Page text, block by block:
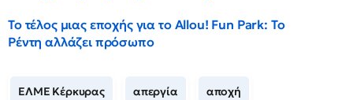
Το τέλος μιας εποχής για το Allou! Fun Park: Το
Ρέντη αλλάζει πρόσωπο
ΕΛΜΕ Κέρκυρας απεργία αποχή